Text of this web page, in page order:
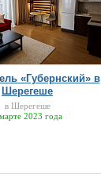
«Губернский» в
Шерегеше
в Шерегеше
2023 года